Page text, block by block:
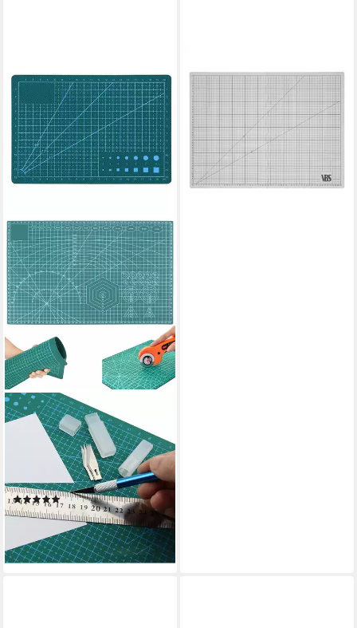
TSB WERK
Schneideunterlage
Schneidematte Selbstheilend
Schneideunterlage,
Tischunterlage, Bastelmatte,
A1-A5
(6)
7,91 €
lieferbar - in 4-5 Werktagen bei dir
Schneideunterlage Faltbare
Schneidematte Cool Grey,
Selbstheilend
25,49 €
lieferbar - in 4-5 Werktagen bei dir